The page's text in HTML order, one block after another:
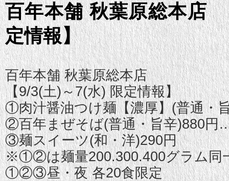
百年本舗 秋葉原総本店
定情報】
百年本舗 秋葉原総本店
【9/3(土)～7(水) 限定情報】
①肉汁醤油つけ麺【濃厚】(普通・
②百年まぜそば(普通・旨辛)880円
③麺スイーツ(和・洋)290円
※①②は麺量200.300.400グラム同
①②③昼・夜 各20食限定